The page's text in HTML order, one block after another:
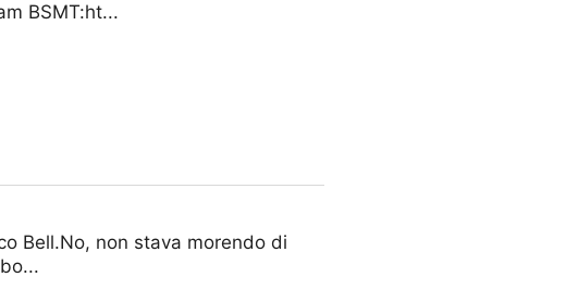
BSMT:ht...
Bell.No, non stava morendo di